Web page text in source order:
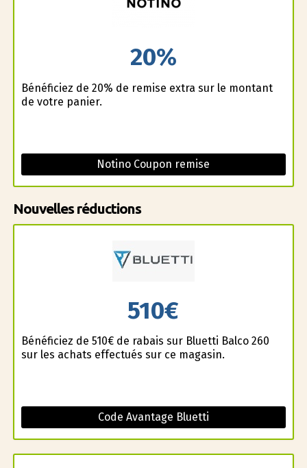
20%
Bénéficiez de 20% de remise extra sur le montant
de votre panier.
Notino Coupon remise
Nouvelles réductions
510€
Bénéficiez de 510€ de rabais sur Bluetti Balco 260
sur les achats effectués sur ce magasin.
Code Avantage Bluetti